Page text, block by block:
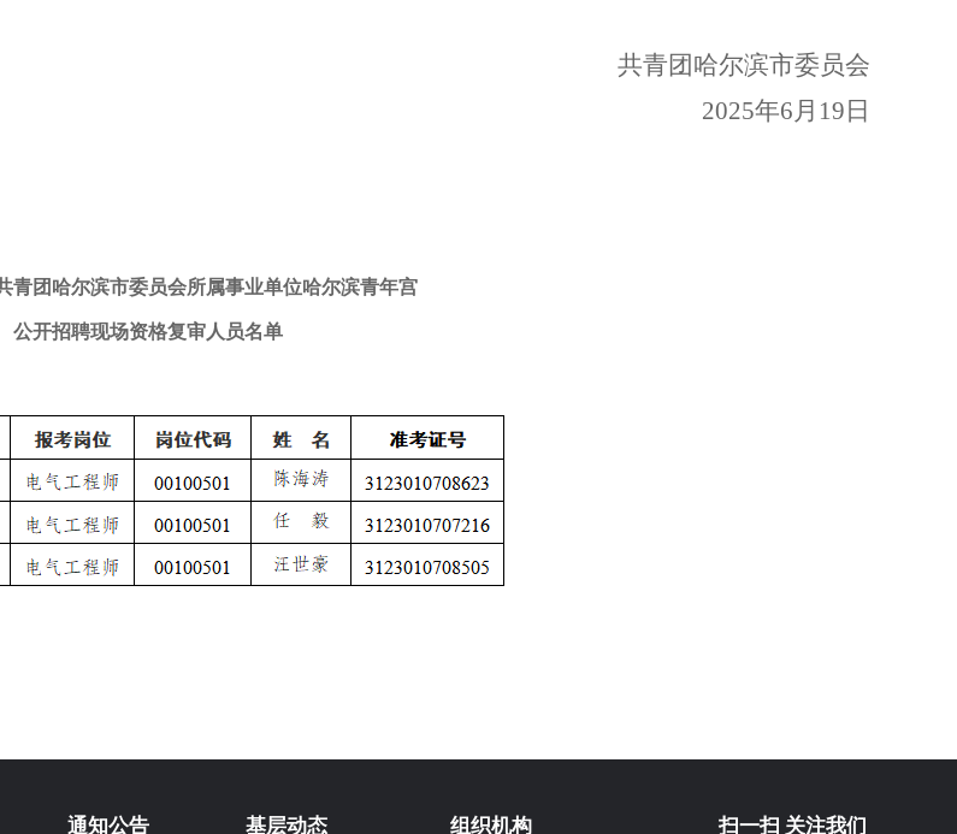
共青团哈尔滨市委员会
2025年6月 19 日
青团哈尔滨市委员会所属事业单位哈尔滨青年宫
公开招聘现场资格复审人员名单
通知公告 基层动态 组织机构 扫一扫 关注我们